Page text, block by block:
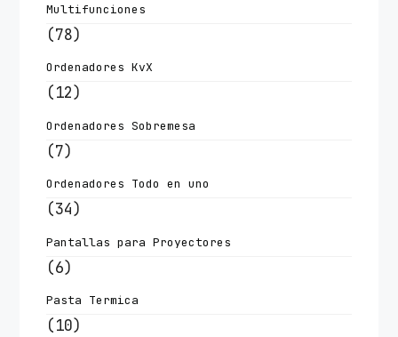
Multifunciones
(78)
Ordenadores KvX
(12)
Ordenadores Sobremesa
(7)
Ordenadores Todo en uno
(34)
Pantallas para Proyectores
(6)
Pasta Termica
(10)